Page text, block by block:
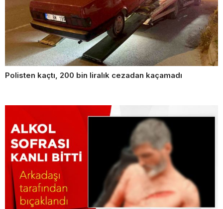
Polisten kaçtı, 200 bin liralık cezadan kaçamadı